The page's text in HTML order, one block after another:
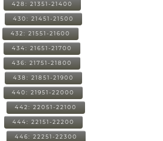
428: 21351-21400
430: 21451-21500
432: 21551-21600
434: 21651-21700
436: 21751-21800
438: 21851-21900
440: 21951-22000
442: 22051-22100
444: 22151-22200
446: 22251-22300